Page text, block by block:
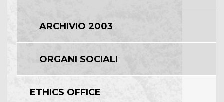
ARCHIVIO 2003
ORGANI SOCIALI
ETHICS OFFICE